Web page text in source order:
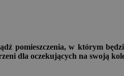
pomieszczenia, w którym
dla oczekujących na swoją